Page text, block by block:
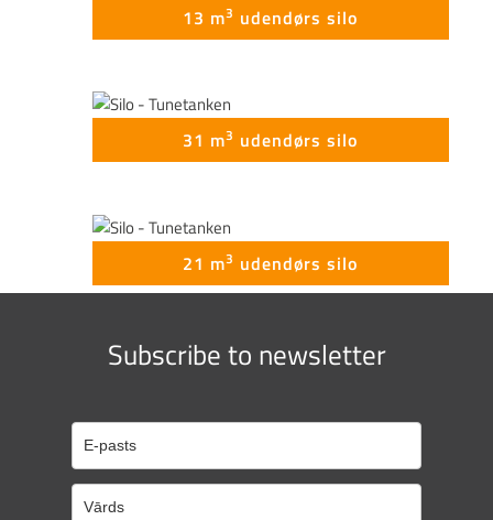
13 m3 udendørs silo
31 m3 udendørs silo
21 m3 udendørs silo
Subscribe to newsletter